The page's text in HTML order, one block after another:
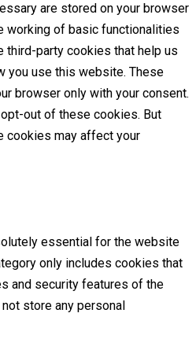
are stored on your browser
working of basic functionalities
third-party cookies that help us
you use this website. These
browser only with your consent.
out of these cookies. But
cookies may affect your
essential for the website
only includes cookies that
and security features of the
store any personal